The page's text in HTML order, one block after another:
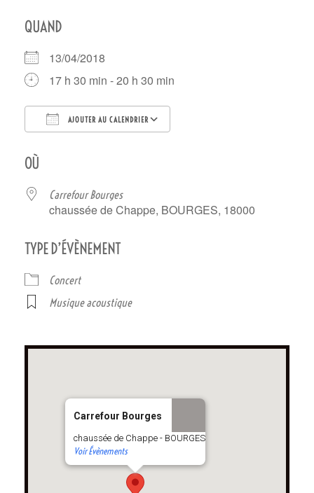
QUAND
13/04/2018
17 h 30 min - 20 h 30 min
AJOUTER AU CALENDRIER
OÙ
Carrefour Bourges
chaussée de Chappe, BOURGES, 18000
TYPE D’ÉVÈNEMENT
Concert
Musique acoustique
Carrefour Bourges
chaussée de Chappe - BOURGES
Voir Évènements